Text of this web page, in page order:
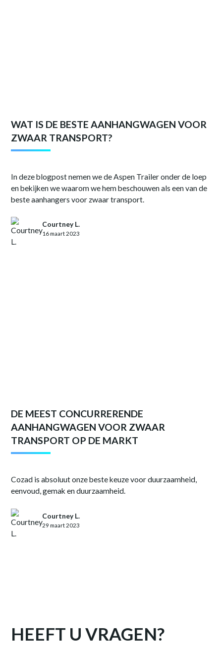
WAT IS DE BESTE AANHANGWAGEN VOOR
ZWAAR TRANSPORT?
In deze blogpost nemen we de Aspen Trailer onder de loep
en bekijken we waarom we hem beschouwen als een van de
beste aanhangers voor zwaar transport.
Courtney L.
16 maart 2023
DE MEEST CONCURRERENDE
AANHANGWAGEN VOOR ZWAAR
TRANSPORT OP DE MARKT
Cozad is absoluut onze beste keuze voor duurzaamheid,
eenvoud, gemak en duurzaamheid.
Courtney L.
29 maart 2023
HEEFT U VRAGEN?